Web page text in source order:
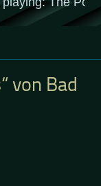
von Bad